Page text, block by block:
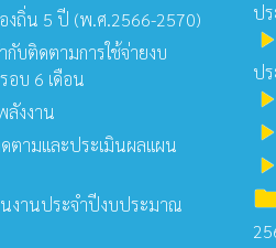
ถิ่น 5 ปี (พ.ศ.2566-2570)
กับติดตามการใช้จ่ายงบ
บ 6 เดือน
ลังงาน
ตามและประเมินผลแผน
นงานประจำปีงบประมาณ
ป
play_arrow
ป
play_arrow
play_arrow
play_arrow